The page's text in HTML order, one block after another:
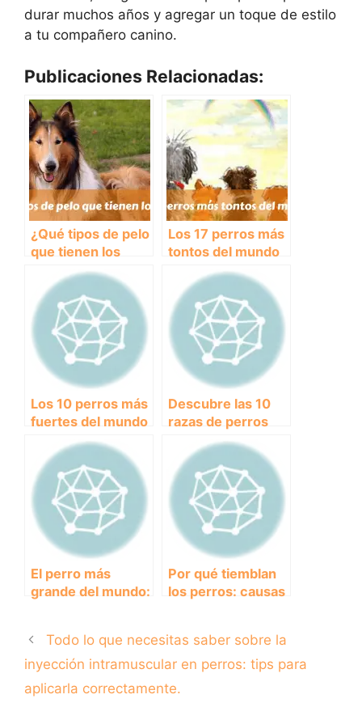
durar muchos años y agregar un toque de estilo
a tu compañero canino.
Publicaciones Relacionadas:
¿Qué tipos de pelo
que tienen los
perros?
Los 17 perros más
tontos del mundo
Los 10 perros más
fuertes del mundo
que te dejarán
impresionado
Descubre las 10
razas de perros
más raras y
exóticas del
mundo
El perro más
grande del mundo:
impresionantes
Por qué tiemblan
los perros: causas
Todo lo que necesitas saber sobre la
inyección intramuscular en perros: tips para
aplicarla correctamente.